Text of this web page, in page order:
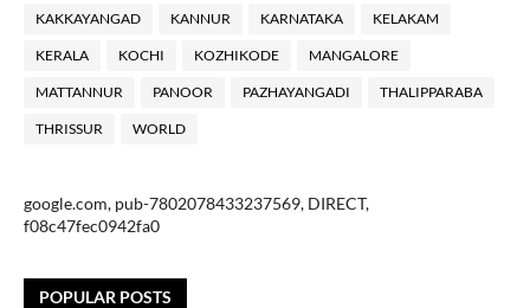
KAKKAYANGAD KANNUR KARNATAKA KELAKAM
KERALA KOCHI KOZHIKODE MANGALORE
MATTANNUR PANOOR PAZHAYANGADI THALIPPARABA
THRISSUR WORLD
google.com, pub-7802078433237569, DIRECT,
f08c47fec0942fa0
POPULAR POSTS